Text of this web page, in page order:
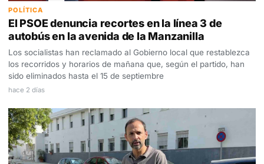
POLÍTICA
El PSOE denuncia recortes en la línea 3 de
autobús en la avenida de la Manzanilla
Los socialistas han reclamado al Gobierno local que restablezca
los recorridos y horarios de mañana que, según el partido, han
sido eliminados hasta el 15 de septiembre
hace 2 días